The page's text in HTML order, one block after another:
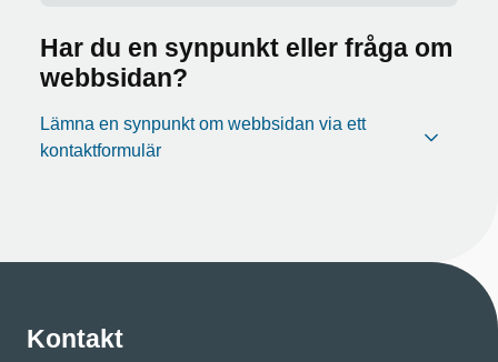
Har du en synpunkt eller fråga om
webbsidan?
Lämna en synpunkt om webbsidan via ett
kontaktformulär
Kontakt